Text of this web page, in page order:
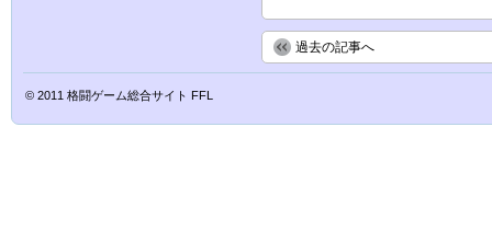
過去の記事へ
© 2011 格闘ゲーム総合サイト FFL